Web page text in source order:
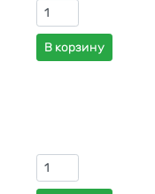
В корзину